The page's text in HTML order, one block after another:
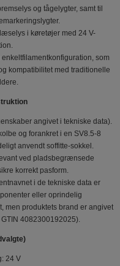
og tågelygter, samt til
i køretøjer med 24 V-
som
kompatibilitet med traditionelle
angivet i tekniske data).
og forankret i en SV8.5-8
anvendt soffitte-sokkel.
ved pladsbegrænsede
korrekt pasform.
i de tekniske data er
eller oprindelig
men produktets brand er angivet
4082300192025).
24 V